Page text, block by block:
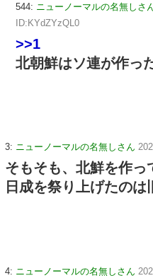
544: ニューノーマルの名無しさ
ID:KYdZYzQL0
>>1
北朝鮮はソ連が作っ
3: ニューノーマルの名無しさん
そもそも、北鮮を作っ
日成を祭り上げたのは
4: ニューノーマルの名無しさん